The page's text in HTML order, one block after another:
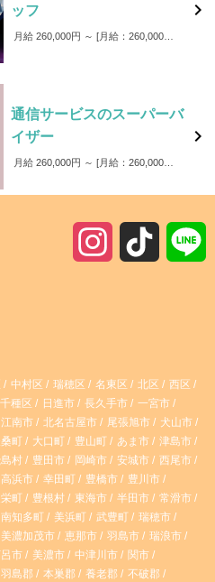
ッフ
月給 260,000円 ～ 月給：260,000円～ ※上記金額には固定残業代（39時間分58,000円）を含みます。 超過分は別途支給いたします。 ■交通費全額支給 ■家族手当あり ■賞与あり

通信サービスのスーパーバ
イザー
月給 260,000円 ～ 月給：260,000円～ ※上記金額には固定残業代（39時間分58,000円）を含みます。 超過分は別途支給いたします。 ・昇給年2回 ・賞与年2回 ・通勤手当全額支給 ・皆勤手当 ・家族手当

a
g
r
a
m
o
k
中村区 瑞穂区 名東区 北区
西区
千種区 日進市 長久手市
一宮市
江南市 北名古屋市 尾張旭市
犬山市
町 大口町 豊山町 あま市
津島市
村 豊田市 岡崎市 安城市
西尾市
高浜市 幸田町 豊橋市
豊川市
町 豊根村 東海市 半田市
常滑市
南知多町 美浜町 武豊町
瑞穂市
美濃加茂市 恵那市 羽島市
瑞浪市
市 美濃市 中津川市
関市
羽島郡 本巣郡 養老郡
不破郡